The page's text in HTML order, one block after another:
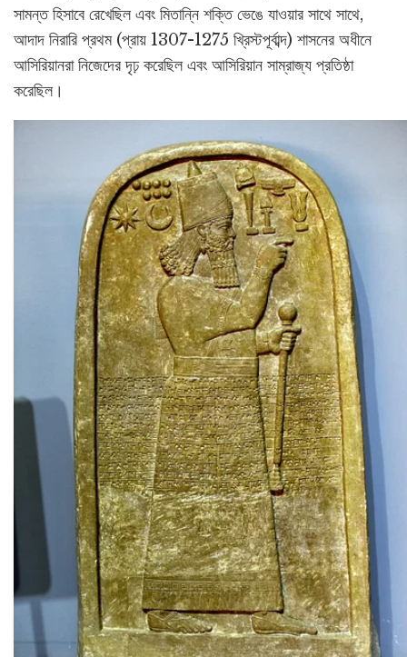
সামন্ত হিসাবে রেখেছিল এবং মিতান্নি শক্তি ভেঙে যাওয়ার সাথে সাথে,
আদাদ নিরারি প্রথম (প্রায় 1307-1275 খ্রিস্টপূর্বাব্দ) শাসনের অধীনে
আসিরিয়ানরা নিজেদের দৃঢ় করেছিল এবং আসিরিয়ান সাম্রাজ্য প্রতিষ্ঠা
করেছিল।